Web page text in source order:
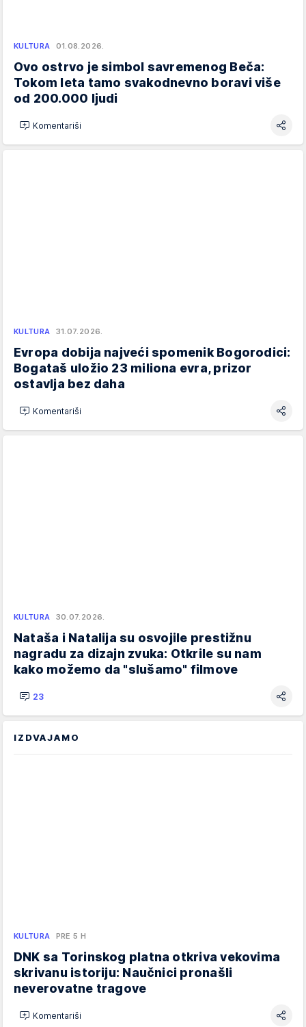
KULTURA 01.08.2026.
Ovo ostrvo je simbol savremenog Beča:
Tokom leta tamo svakodnevno boravi više
od 200.000 ljudi
Komentariši
KULTURA 31.07.2026.
Evropa dobija najveći spomenik Bogorodici:
Bogataš uložio 23 miliona evra, prizor
ostavlja bez daha
Komentariši
KULTURA 30.07.2026.
Nataša i Natalija su osvojile prestižnu
nagradu za dizajn zvuka: Otkrile su nam
kako možemo da "slušamo" filmove
23
IZDVAJAMO
KULTURA PRE 5 H
DNK sa Torinskog platna otkriva vekovima
skrivanu istoriju: Naučnici pronašli
neverovatne tragove
Komentariši